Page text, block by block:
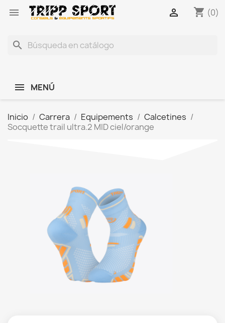
 shopping_cart (0)

search
MENÚ
Inicio Carrera Equipements
Calcetines
Socquette trail ultra.2 MID ciel/orange